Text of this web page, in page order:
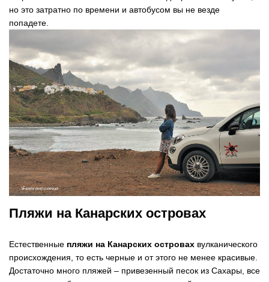
но это затратно по времени и автобусом вы не везде
попадете.
Пляжи на Канарских островах
Естественные пляжи на Канарских островах вулканического
происхождения, то есть черные и от этого не менее красивые.
Достаточно много пляжей – привезенный песок из Сахары, все